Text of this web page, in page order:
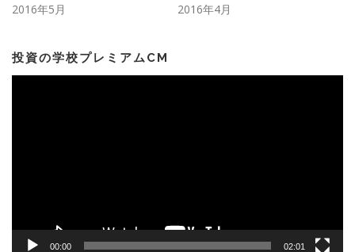
2016年5月
2016年4月
投資の学校プレミアムCM
00:00 02:01